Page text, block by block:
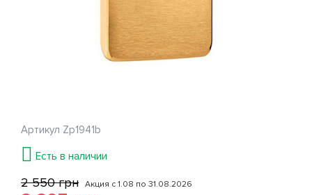
Артикул Zp1941b
Есть в наличии
2 550 грн Акция с 1.08 по 31.08.2026